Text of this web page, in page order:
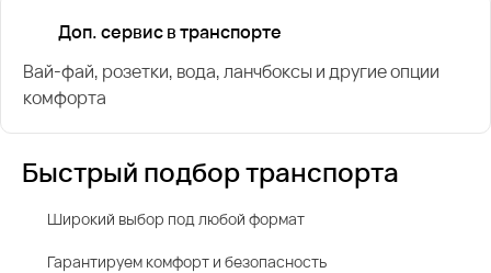
Доп. сервис в транспорте
Вай-фай, розетки, вода, ланчбоксы и другие опции
комфорта
Быстрый подбор транспорта
Широкий выбор под любой формат
Гарантируем комфорт и безопасность